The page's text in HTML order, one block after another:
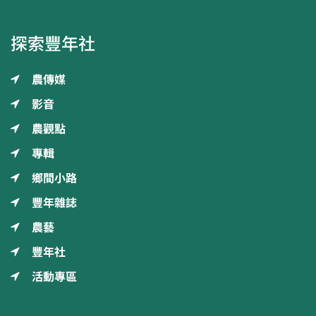
探索豐年社
農傳媒
影音
農觀點
專輯
鄉間小路
豐年雜誌
農藝
豐年社
活動專區